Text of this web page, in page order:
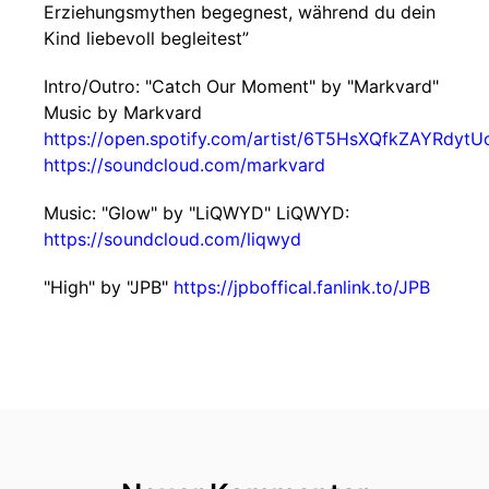
Erziehungsmythen begegnest, während du dein
Kind liebevoll begleitest”
Intro/Outro: "Catch Our Moment" by "Markvard"
Music by Markvard
https://open.spotify.com/artist/
https://soundcloud.com/markvard
Music: "Glow" by "LiQWYD" LiQWYD:
https://soundcloud.com/liqwyd
"High" by "JPB" https://jpboffical.fanlink.to/JPB